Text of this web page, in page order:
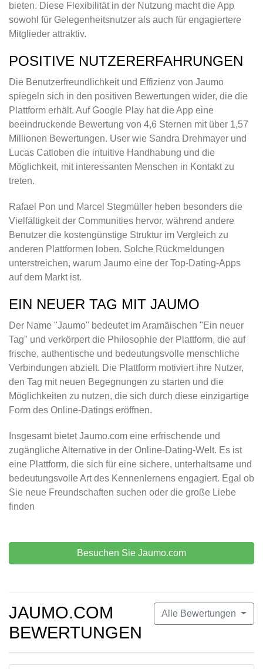
bieten. Diese Flexibilität in der Nutzung macht die App
sowohl für Gelegenheitsnutzer als auch für engagiertere
Mitglieder attraktiv.
POSITIVE NUTZERERFAHRUNGEN
Die Benutzerfreundlichkeit und Effizienz von Jaumo
spiegeln sich in den positiven Bewertungen wider, die die
Plattform erhält. Auf Google Play hat die App eine
beeindruckende Bewertung von 4,6 Sternen mit über 1,57
Millionen Bewertungen. User wie Sandra Drehmayer und
Lucas Catloben die intuitive Handhabung und die
Möglichkeit, mit interessanten Menschen in Kontakt zu
treten.
Rafael Pon und Marcel Stegmüller heben besonders die
Vielfältigkeit der Communities hervor, während andere
Benutzer die kostengünstige Struktur im Vergleich zu
anderen Plattformen loben. Solche Rückmeldungen
unterstreichen, warum Jaumo eine der Top-Dating-Apps
auf dem Markt ist.
EIN NEUER TAG MIT JAUMO
Der Name "Jaumo" bedeutet im Aramäischen "Ein neuer
Tag" und verkörpert die Philosophie der Plattform, die auf
frische, authentische und bedeutungsvolle menschliche
Verbindungen abzielt. Die Plattform motiviert ihre Nutzer,
den Tag mit neuen Begegnungen zu starten und die
Möglichkeiten zu nutzen, die sich durch diese einzigartige
Form des Online-Datings eröffnen.
Insgesamt bietet Jaumo.com eine erfrischende und
zugängliche Alternative in der Online-Dating-Welt. Es ist
eine Plattform, die sich für eine sichere, unterhaltsame und
bedeutungsvolle Art des Kennenlernens engagiert. Egal ob
Sie neue Freundschaften suchen oder die große Liebe
finden
Besuchen Sie Jaumo.com
Alle Bewertungen
JAUMO.COM
BEWERTUNGEN